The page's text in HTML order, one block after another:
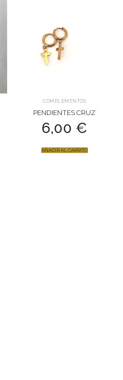
COMPLEMENTOS
PENDIENTES CRUZ
6,00 €
AÑADIR AL CARRITO